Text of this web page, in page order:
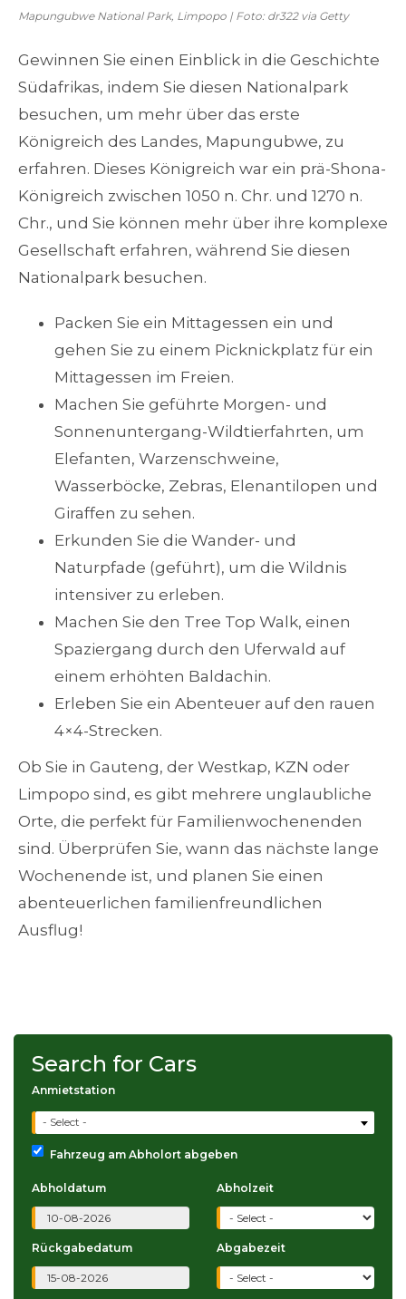
Search for Cars
Anmietstation
- Select -
Fahrzeug am Abholort abgeben
Abholdatum Abholzeit
Rückgabedatum Abgabezeit
Mapungubwe National Park, Limpopo | Foto: dr322 via Getty
Gewinnen Sie einen Einblick in die Geschichte
Südafrikas, indem Sie diesen Nationalpark
besuchen, um mehr über das erste
Königreich des Landes, Mapungubwe, zu
erfahren. Dieses Königreich war ein prä-Shona-
Königreich zwischen 1050 n. Chr. und 1270 n.
Chr., und Sie können mehr über ihre komplexe
Gesellschaft erfahren, während Sie diesen
Nationalpark besuchen.
Packen Sie ein Mittagessen ein und
gehen Sie zu einem Picknickplatz für ein
Mittagessen im Freien.
Machen Sie geführte Morgen- und
Sonnenuntergang-Wildtierfahrten, um
Elefanten, Warzenschweine,
Wasserböcke, Zebras, Elenantilopen und
Giraffen zu sehen.
Erkunden Sie die Wander- und
Naturpfade (geführt), um die Wildnis
intensiver zu erleben.
Machen Sie den Tree Top Walk, einen
Spaziergang durch den Uferwald auf
einem erhöhten Baldachin.
Erleben Sie ein Abenteuer auf den rauen
4×4-Strecken.
Ob Sie in Gauteng, der Westkap, KZN oder
Limpopo sind, es gibt mehrere unglaubliche
Orte, die perfekt für Familienwochenenden
sind. Überprüfen Sie, wann das nächste lange
Wochenende ist, und planen Sie einen
abenteuerlichen familienfreundlichen
Ausflug!